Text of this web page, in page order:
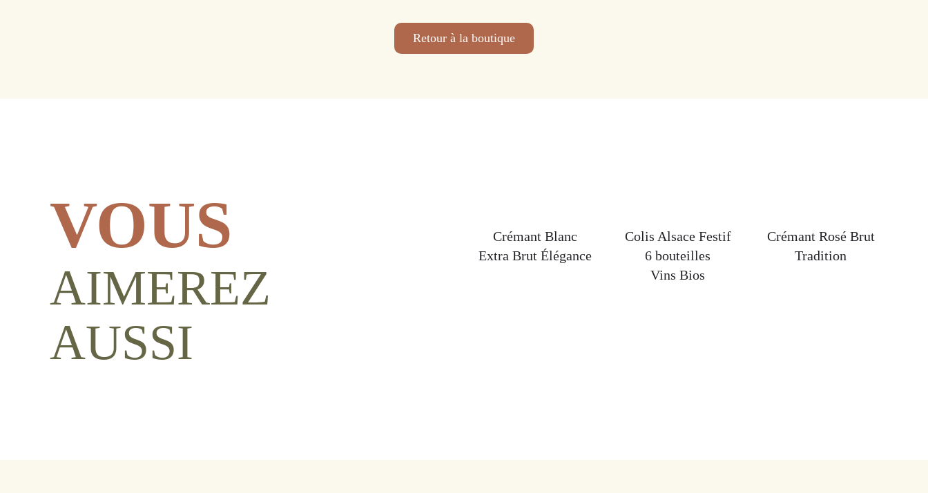
Retour à la boutique
VOUS
AIMEREZ
AUSSI
Crémant Blanc
Extra Brut Élégance
Colis Alsace Festif
6 bouteilles
Vins Bios
Crémant Rosé Brut
Tradition